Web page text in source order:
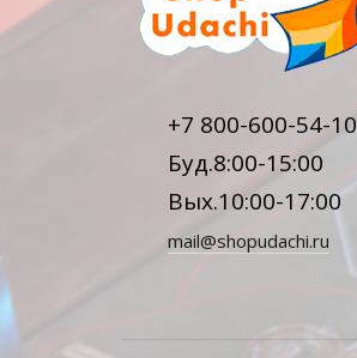
+7 800-600-54-10
Буд.8:00-15:00
Вых.10:00-17:00
mail@shopudachi.ru